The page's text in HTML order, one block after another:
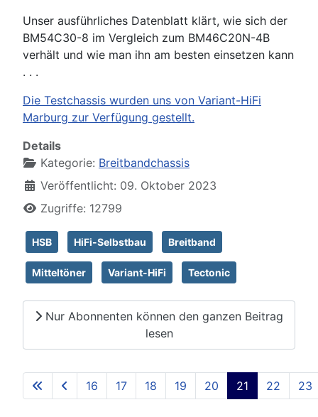
Unser ausführliches Datenblatt klärt, wie sich der
BM54C30-8 im Vergleich zum BM46C20N-4B
verhält und wie man ihn am besten einsetzen kann
. . .
Die Testchassis wurden uns von Variant-HiFi
Marburg zur Verfügung gestellt.
Details
Kategorie: Breitbandchassis
Veröffentlicht: 09. Oktober 2023
Zugriffe: 12799
HSB HiFi-Selbstbau Breitband
Mitteltöner Variant-HiFi Tectonic
Nur Abonnenten können den ganzen Beitrag
lesen
Seite 21 von 129
16 17 18 19 20 21 22 23